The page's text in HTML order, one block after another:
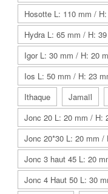
Hosotte L: 110 mm /
Hydra L: 65 mm / H:
Igor L: 30 mm / H: 20
Ios L: 50 mm / H: 23
Ithaque
Jamaïl
Jonc 20 L: 20 mm / H:
Jonc 20*30 L: 20 mm /
Jonc 3 haut 45 L: 20
Jonc 4 Haut 50 L: 30